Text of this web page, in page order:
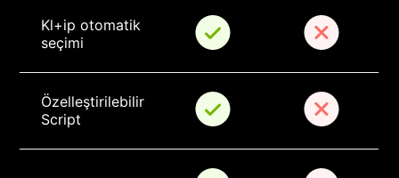
Kl+ip otomatik
seçimi
Özelleştirilebilir
Script